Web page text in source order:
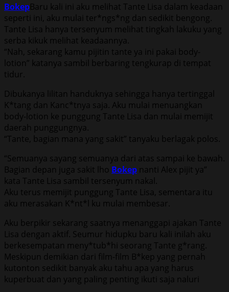
BokepBaru kali ini aku melihat Tante Lisa dalam keadaan
seperti ini, aku mulai ter*ngs*ng dan sedikit bengong.
Tante Lisa hanya tersenyum melihat tingkah lakuku yang
serba kikuk melihat keadaannya.
“Nah, sekarang kamu pijitin tante ya ini pakai body-
lotion” katanya sambil berbaring tengkurap di tempat
tidur.
Dibukanya lilitan handuknya sehingga hanya tertinggal
K*tang dan Kanc*tnya saja. Aku mulai menuangkan
body-lotion ke punggung Tante Lisa dan mulai memijit
daerah punggungnya.
“Tante, bagian mana yang sakit” tanyaku berlagak polos.
“Semuanya sayang semuanya dari atas sampai ke bawah.
Bagian depan juga sakit lho Bokep nanti Alex pijit ya”
kata Tante Lisa sambil tersenyum nakal.
Aku terus memijit punggung Tante Lisa, sementara itu
aku merasakan K*nt*l ku mulai membesar.
Aku berpikir sekarang saatnya menanggapi ajakan Tante
Lisa dengan aktif. Seumur hidupku baru kali inilah aku
berkesempatan meny*tub*hi seorang Tante g*rang.
Meskipun demikian dari film-film B*kep yang pernah
kutonton sedikit banyak aku tahu apa yang harus
kuperbuat dan yang paling penting ikuti saja naluri